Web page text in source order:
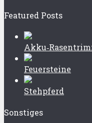
Featured Posts
Feuersteine
Stehpferd
Sonstiges